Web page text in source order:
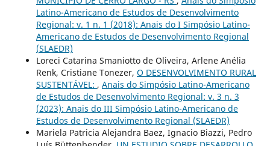
Latino-Americano de Estudos de Desenvolvimento
Regional: v. 1 n. 1 (2018): Anais do I Simpósio Latino-
Americano de Estudos de Desenvolvimento Regional
(SLAEDR)
Loreci Catarina Smaniotto de Oliveira, Arlene Anélia
Renk, Cristiane Tonezer, O DESENVOLVIMENTO RURAL
SUSTENTÁVEL: , Anais do Simpósio Latino-Americano
de Estudos de Desenvolvimento Regional: v. 3 n. 3
(2023): Anais do III Simpósio Latino-Americano de
Estudos de Desenvolvimento Regional (SLAEDR)
Mariela Patricia Alejandra Baez, Ignacio Biazzi, Pedro